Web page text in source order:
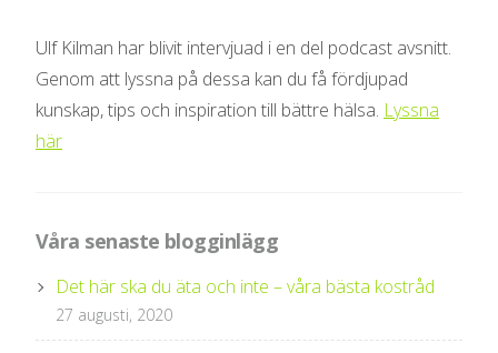
Ulf Kilman har blivit intervjuad i en del podcast avsnitt.
Genom att lyssna på dessa kan du få fördjupad
kunskap, tips och inspiration till bättre hälsa. Lyssna
här
Våra senaste blogginlägg
Det här ska du äta och inte – våra bästa kostråd
27 augusti, 2020